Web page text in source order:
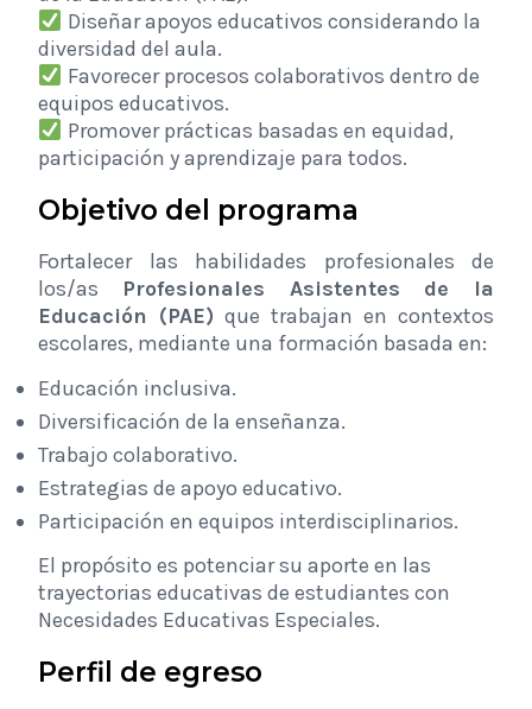
Diseñar apoyos educativos considerando la
diversidad del aula.
Favorecer procesos colaborativos dentro de
equipos educativos.
Promover prácticas basadas en equidad,
participación y aprendizaje para todos.
Objetivo del programa
Fortalecer las habilidades profesionales de
los/as
Profesionales Asistentes de la
Educación (PAE) que trabajan en contextos
escolares, mediante una formación basada en:
Educación inclusiva.
Diversificación de la enseñanza.
Trabajo colaborativo.
Estrategias de apoyo educativo.
Participación en equipos interdisciplinarios.
El propósito es potenciar su aporte en las
trayectorias educativas de estudiantes con
Necesidades Educativas Especiales.
Perfil de egreso